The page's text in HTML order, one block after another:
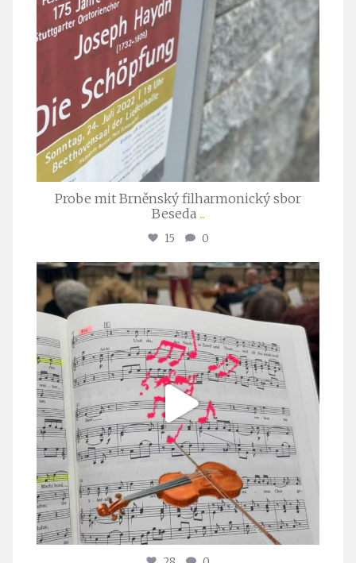
Probe mit Brněnský filharmonický sbor
Beseda ...
15 0
stuttgarter_oratorienchor
Juli 23